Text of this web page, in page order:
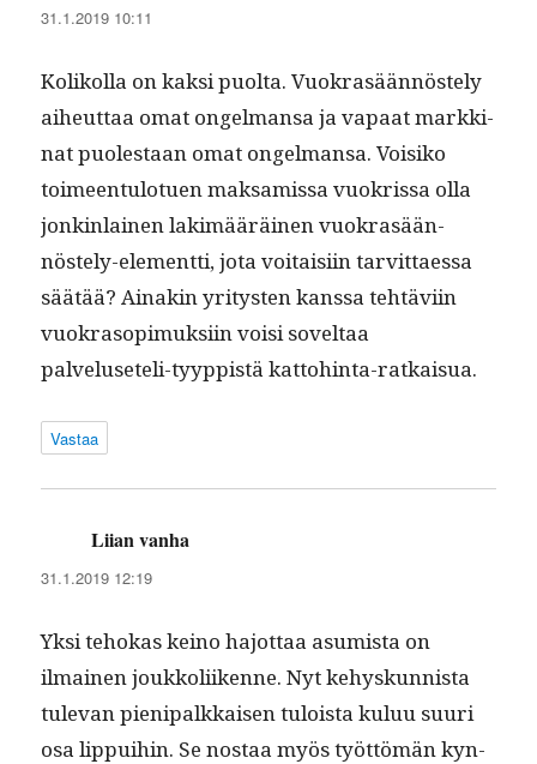
31.1.2019 10:11
Kolikol­la on kak­si puol­ta. Vuokrasään­nöste­ly
aiheut­taa omat ongel­mansa ja vapaat markki­
nat puolestaan omat ongel­mansa. Voisiko
toimeen­tu­lotuen mak­samis­sa vuokris­sa olla
jonkin­lainen lakimääräi­nen vuokrasään­
nöste­ly-ele­ment­ti, jota voitaisi­in tarvit­taes­sa
säätää? Ainakin yri­tys­ten kanssa tehtävi­in
vuokra­sopimuk­si­in voisi soveltaa
palveluseteli-tyyp­pistä kattohinta-ratkaisua.
Vastaa
Liian vanha
31.1.2019 12:19
Yksi tehokas keino hajot­taa asum­ista on
ilmainen joukkoli­ikenne. Nyt kehyskun­nista
tule­van pieni­palkkaisen tuloista kuluu suuri
osa lip­pui­hin. Se nos­taa myös työt­tömän kyn­